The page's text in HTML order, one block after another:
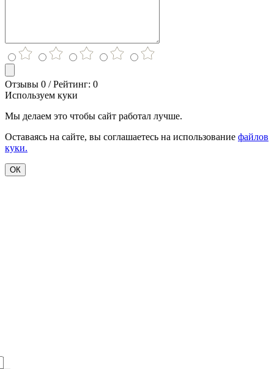
Отзывы 0 / Рейтинг: 0
Используем куки
Мы делаем это чтобы сайт работал лучше.
Оставаясь на сайте, вы соглашаетесь на использование файлов
куки.
ОК